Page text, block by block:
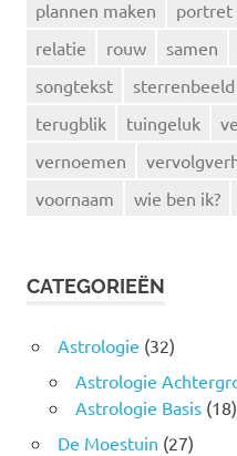
plannen maken
portret
relatie
rouw samen
songtekst
sterrenbeeld
terugblik
tuingeluk
vernoemen
voornaam
wie ben ik?
CATEGORIEËN
Astrologie (32)
Astrologie
Astrologie Basis(18)
De Moestuin (27)